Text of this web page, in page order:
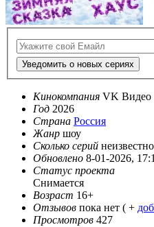
Уведомить о новых сериях
Кинокомпания VK Видео
Год 2026
Страна Россия
Жанр шоу
Сколько серий
Обновлено 8-01-2026,
Статус проекта
Снимается
Возраст 16+
Отзывов пока нет ( +
Просмотров 427